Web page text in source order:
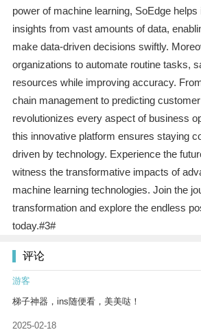
power of machine learning, SoEdge
insights from vast amounts of data,
make data-driven decisions swiftly.
organizations to automate routine tasks,
resources while improving accuracy.
chain management to predicting
revolutionizes every aspect of business
this innovative platform ensures staying
driven by technology. Experience the
witness the transformative impacts of
machine learning technologies. Join the
transformation and explore the endless
today.#3#
评论
游客
梯子神器，ins随便看，美美哒！
2025-02-18